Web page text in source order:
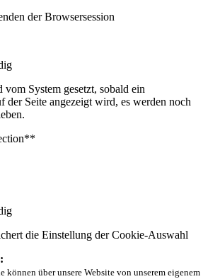
der Browsersession
vom System gesetzt, sobald ein
der Seite angezeigt wird, es werden noch
die Einstellung der Cookie-Auswahl
können über unsere Website von unserem eigenem